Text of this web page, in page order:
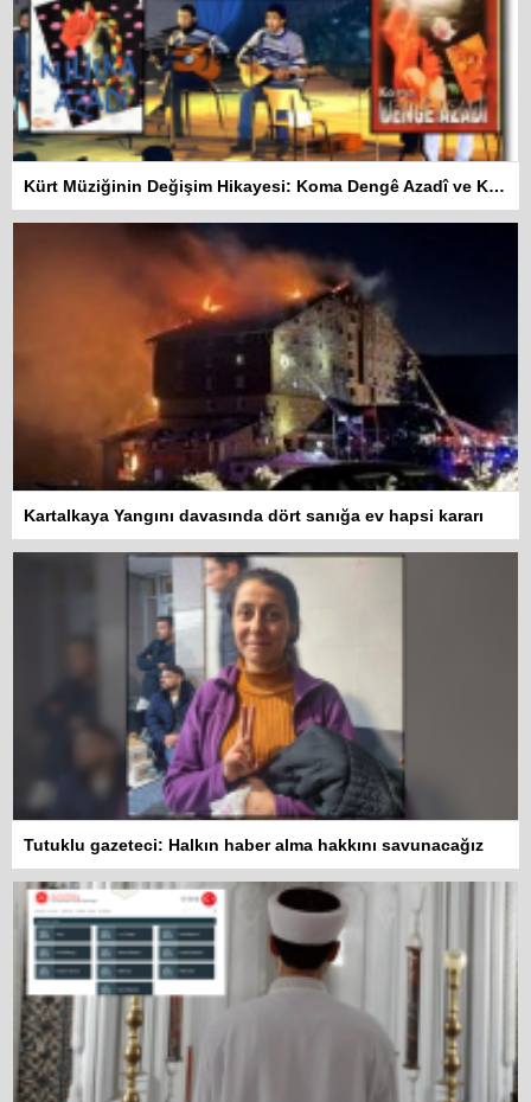
Kürt Müziğinin Değişim Hikayesi: Koma Dengê Azadî ve Koma Amed
Kartalkaya Yangını davasında dört sanığa ev hapsi kararı
Tutuklu gazeteci: Halkın haber alma hakkını savunacağız